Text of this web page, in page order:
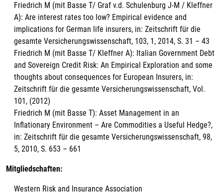
Friedrich M (mit Basse T/ Graf v.d. Schulenburg J-M / Kleffner
A): Are interest rates too low? Empirical evidence and
implications for German life insurers, in: Zeitschrift für die
gesamte Versicherungswissenschaft, 103, 1, 2014, S. 31 – 43
Friedrich M (mit Basse T/ Kleffner A): Italian Government Debt
and Sovereign Credit Risk: An Empirical Exploration and some
thoughts about consequences for European Insurers, in:
Zeitschrift für die gesamte Versicherungswissenschaft, Vol.
101, (2012)
Friedrich M (mit Basse T): Asset Management in an
Inflationary Environment – Are Commodities a Useful Hedge?,
in: Zeitschrift für die gesamte Versicherungswissenschaft, 98,
5, 2010, S. 653 – 661
Mitgliedschaften:
Western Risk and Insurance Association